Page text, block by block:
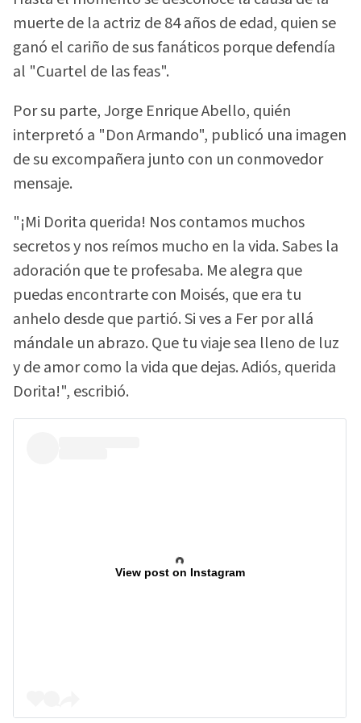
muerte de la actriz de 84 años de edad, quien se
ganó el cariño de sus fanáticos porque defendía
al "Cuartel de las feas".
Por su parte, Jorge Enrique Abello, quién
interpretó a "Don Armando", publicó una imagen
de su excompañera junto con un conmovedor
mensaje.
"¡Mi Dorita querida! Nos contamos muchos
secretos y nos reímos mucho en la vida. Sabes la
adoración que te profesaba. Me alegra que
puedas encontrarte con Moisés, que era tu
anhelo desde que partió. Si ves a Fer por allá
mándale un abrazo. Que tu viaje sea lleno de luz
y de amor como la vida que dejas. Adiós, querida
Dorita!", escribió.
View post on Instagram